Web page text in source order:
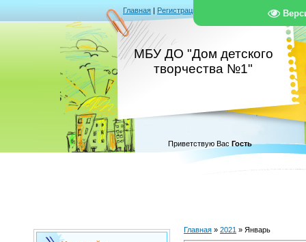
Главная | Регистрация
МБУ ДО "Дом детского
творчества №1"
Приветствую Вас Гость
Главная » 2021 » Январь